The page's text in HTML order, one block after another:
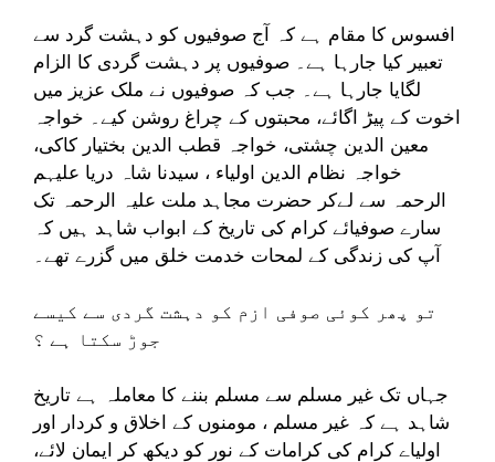
افسوس کا مقام ہے کہ آج صوفیوں کو دہشت گرد سے
تعبیر کیا جارہا ہے۔ صوفیوں پر دہشت گردی کا الزام
لگایا جارہا ہے۔ جب کہ صوفیوں نے ملک عزیز میں
اخوت کے پیڑ اگائے، محبتوں کے چراغ روشن کیے۔ خواجہ
معین الدین چشتی، خواجہ قطب الدین بختیار کاکی،
خواجہ نظام الدین اولیاء ، سیدنا شاہ دریا علیہم
الرحمہ سے لےکر حضرت مجاہد ملت علیہ الرحمہ تک
سارے صوفیائے کرام کی تاریخ کے ابواب شاہد ہیں کہ
آپ کی زندگی کے لمحات خدمت خلق میں گزرے تھے۔
تو پھر کوئی صوفی ازم کو دہشت گردی سے کیسے
جوڑ سکتا ہے ؟
جہاں تک غیر مسلم سے مسلم بننے کا معاملہ ہے تاریخ
شاہد ہے کہ غیر مسلم ، مومنوں کے اخلاق و کردار اور
اولیاے کرام کی کرامات کے نور کو دیکھ کر ایمان لائے،